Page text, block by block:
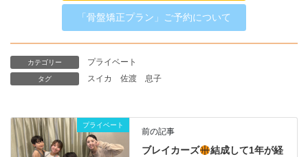
「骨盤矯正プラン」ご予約について
カテゴリー プライベート
タグ スイカ 佐渡 息子
プライベート
前の記事
ブレイカーズ
結成して1年が経